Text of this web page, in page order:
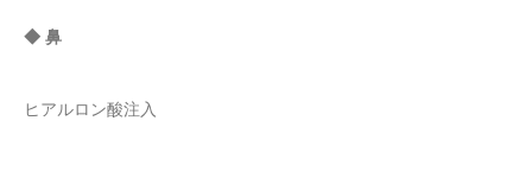
◆ 鼻
ヒアルロン酸注入